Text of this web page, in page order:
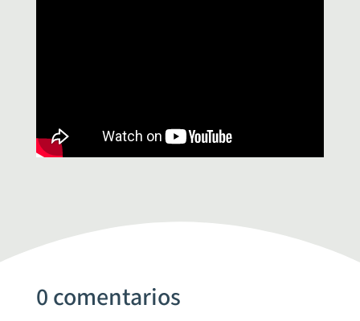
0 comentarios